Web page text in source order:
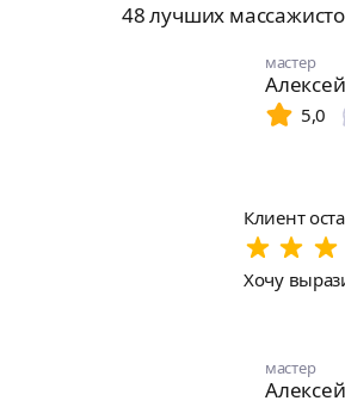
48 лучших
мастер
5,0
Клиент
Хочу
мастер